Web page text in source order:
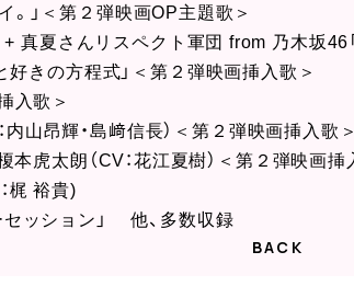
。」＜第２弾映画OP主題歌＞
真夏さんリスペクト軍団 from 乃木坂46
きの方程式」＜第２弾映画挿入歌＞
入歌＞
山昂輝・島﨑信長）＜第２弾映画挿入歌＞
虎太朗（CV：花江夏樹）＜第２弾映画挿
梶 裕貴)
セッション」 他、多数収録
BACK